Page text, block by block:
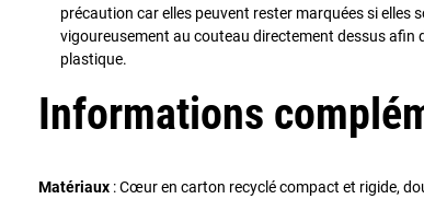
précaution car elles peuvent rester marquées si elles
vigoureusement au couteau directement dessus afin
plastique.
Informations
Matériaux : Cœur en carton recyclé compact et rigide,